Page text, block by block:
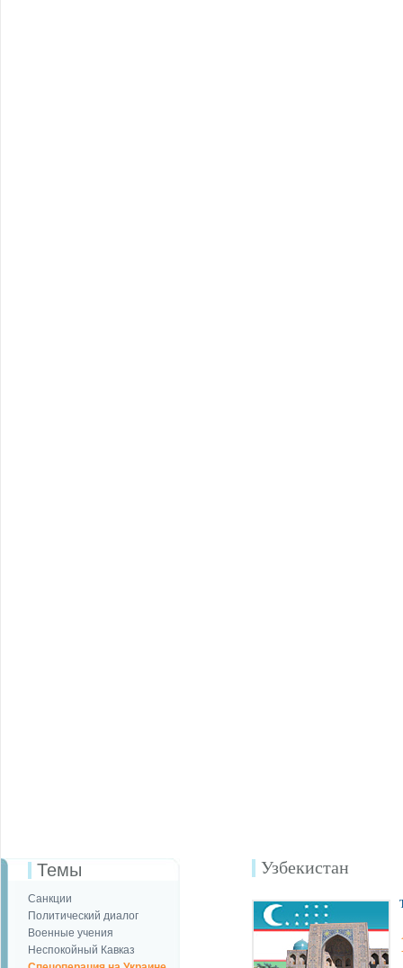
Темы
Санкции
Политический диалог
Военные учения
Неспокойный Кавказ
Узбекистан